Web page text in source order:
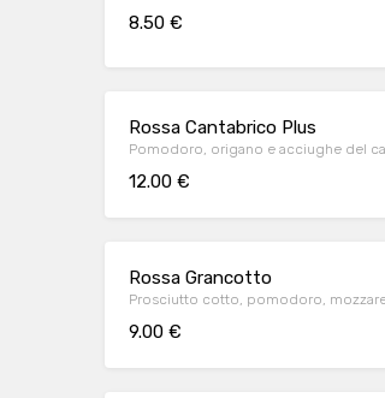
8.50 €
Rossa Cantabrico Plus
Pomodoro, origano e acciughe del
12.00 €
Rossa Grancotto
Prosciutto cotto, pomodoro,
9.00 €